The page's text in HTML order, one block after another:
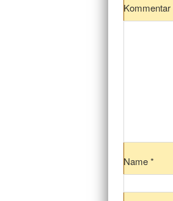
Kommentar
Name*